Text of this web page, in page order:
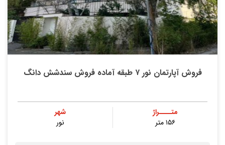
فروش آپارتمان نور ۷ طبقه آماده فروش سندشش دانگ
متــــراژ
۱۵۶ متر
شهر
نور